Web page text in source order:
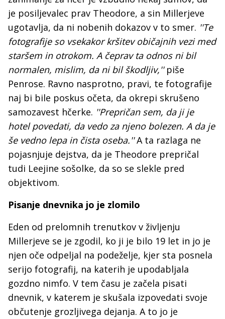
je posiljevalec prav Theodore, a sin Millerjeve
ugotavlja, da ni nobenih dokazov v to smer. ''Te
fotografije so vsekakor kršitev običajnih vezi med
staršem in otrokom. A čeprav ta odnos ni bil
normalen, mislim, da ni bil škodljiv,''piše
Penrose. Ravno nasprotno, pravi, te fotografije
naj bi bile poskus očeta, da okrepi skrušeno
samozavest hčerke. ''Prepričan sem, da ji je
hotel povedati, da vedo za njeno bolezen. A da je
še vedno lepa in čista oseba.''A ta razlaga ne
pojasnjuje dejstva, da je Theodore prepričal
tudi Leejine sošolke, da so se slekle pred
objektivom.
Pisanje dnevnika jo je zlomilo
Eden od prelomnih trenutkov v življenju
Millerjeve se je zgodil, ko ji je bilo 19 let in jo je
njen oče odpeljal na podeželje, kjer sta posnela
serijo fotografij, na katerih je upodabljala
gozdno nimfo. V tem času je začela pisati
dnevnik, v katerem je skušala izpovedati svoje
občutenje grozljivega dejanja. A to jo je